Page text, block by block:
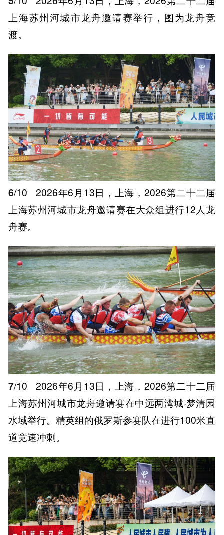
上海苏州河城市龙舟邀请赛举行，图为龙舟竞
渡。
6/10
2026年6月13日，上海，2026第二十二届
上海苏州河城市龙舟邀请赛在大众组进行12人龙
舟赛。
7/10
2026年6月13日，上海，2026第二十二届
上海苏州河城市龙舟邀请赛在中远两湾城·梦清园
水域举行。精英组的俄罗斯参赛队在进行100米直
道竞速冲刺。